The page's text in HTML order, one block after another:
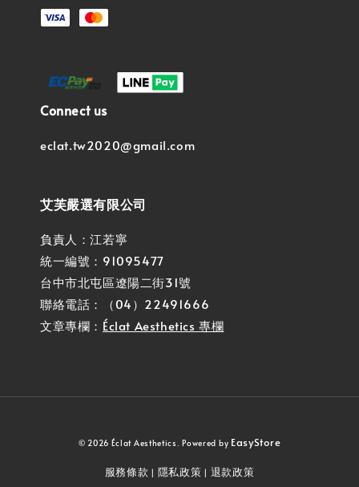
Connect us
eclat.tw2020@gmail.com
艾芙嚴選有限公司
負責人：江若寧
統一編號：91095477
台中市北屯區遼陽二街31號
聯絡電話：（04）22491666
文章專欄： Éclat Aesthetics 專欄
© 2026 Éclat Aesthetics. Powered by EasyStore
服務條款 | 隱私政策 | 退款政策